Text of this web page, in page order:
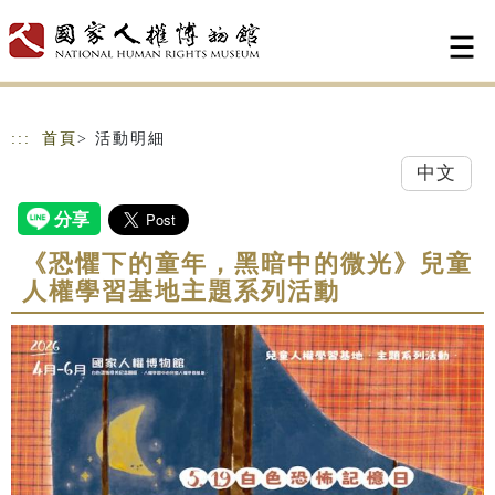
::: 首頁 > 活動明細
中文
《恐懼下的童年，黑暗中的微光》兒童
人權學習基地主題系列活動